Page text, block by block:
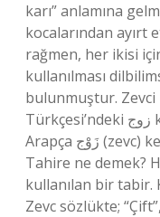
karı” anlamına
kocalarından ayırt
rağmen, her ikisi
kullanılması
bulunmuştur. Zevci
Türkçesi’ndeki زوج kelimesinden gelir, bu kelime de
Arapça زَوْج (zevc) kelimesinden türemiştir. Zevcei
Tahire ne demek?
kullanılan bir tabir.
Zevc sözlükte;